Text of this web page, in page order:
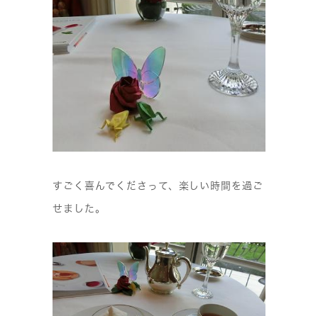
すごく喜んでくださって、楽しい時間を過ご
せました。